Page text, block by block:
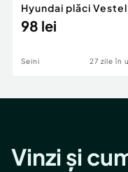
Hyundai plăci Vestel
98 lei
Seini 27 zile în
Vinzi și